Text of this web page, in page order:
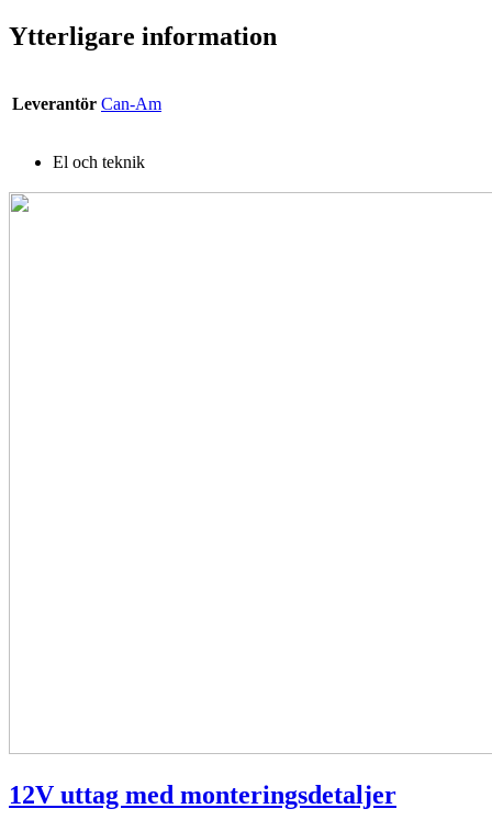
Ytterligare information
Leverantör Can-Am
El och teknik
12V uttag med monteringsdetaljer